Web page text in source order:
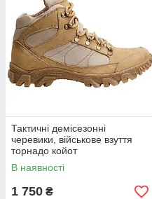
Тактичні демісезонні
черевики, військове взуття
торнадо койот
В наявності
1 750 ₴